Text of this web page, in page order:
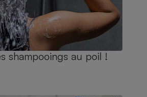
shampooings au poil !